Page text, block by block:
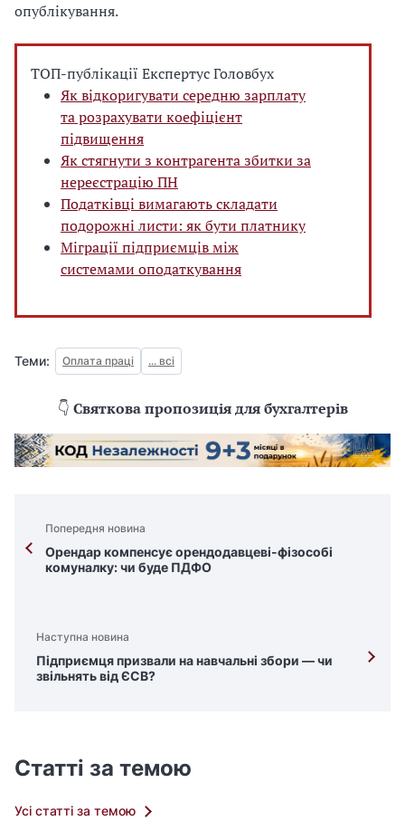
опублікування.
ТОП-публікації Експертус Головбух
Як відкоригувати середню зарплату
та розрахувати коефіцієнт
підвищення
Як стягнути з контрагента збитки за
нереєстрацію ПН
Податківці вимагають складати
подорожні листи: як бути платнику
Міграції підприємців між
системами оподаткування
Теми: Оплата праці ... всі
👇 Святкова пропозиція для бухгалтерів
Попередня новина
Орендар компенсує орендодавцеві-фізособі
комуналку: чи буде ПДФО
Наступна новина
Підприємця призвали на навчальні збори — чи
звільнять від ЄСВ?
Статті за темою
Усі статті за темою